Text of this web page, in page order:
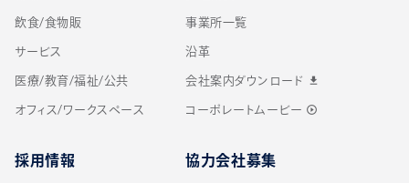
飲食/食物販
サービス
医療/教育/福祉/公共
オフィス/ワークスペース
事業所一覧
沿革
会社案内ダウンロード download
コーポレートムービー play_circle_outline
採用情報 協力会社募集